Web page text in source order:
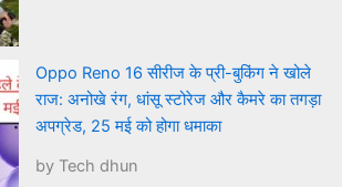
Oppo Reno 16 सीरीज के प्री-बुकिंग ने खोले
राज: अनोखे रंग, धांसू स्टोरेज और कैमरे का तगड़ा
अपग्रेड, 25 मई को होगा धमाका
by Tech dhun